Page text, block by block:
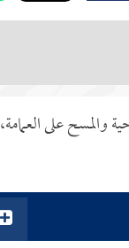
والمسح على العمامة،